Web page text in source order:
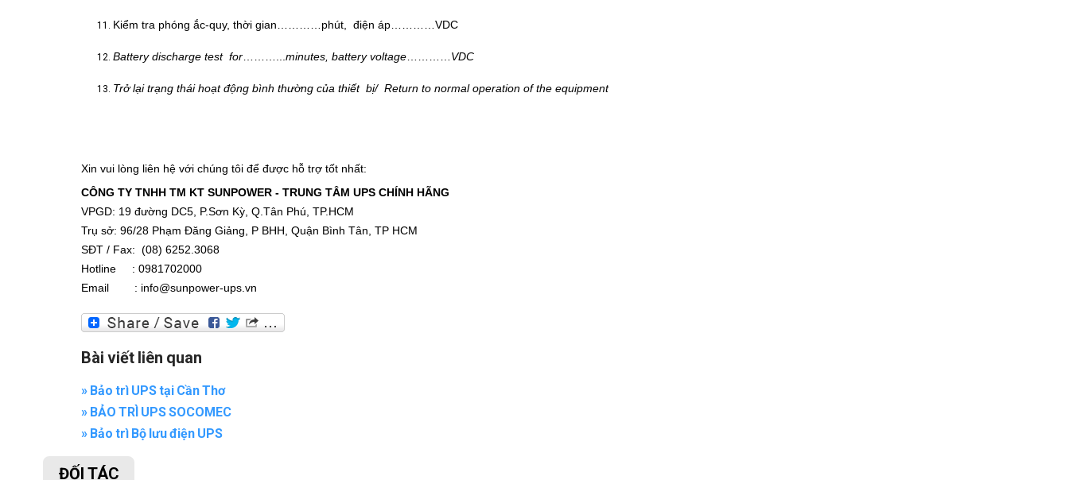
Kiểm tra phóng ắc-quy, thời gian…………phút, điện áp…………VDC​​
Battery discharge test for minutes , battery voltage VDC​
Trở lại trạng thái hoạt động bình thường của thiết bị/ Return to normal operation of the equipment
Xin vui lòng liên hệ với chúng tôi để được hỗ trợ tốt nhất:
CÔNG TY TNHH TM KT SUNPOWER - TRUNG TÂM UPS CHÍNH HÃNG
VPGD: 19 đường DC5, P.Sơn Kỳ, Q.Tân Phú, TP.HCM
Trụ sở: 96/28 Phạm Đăng Giảng, P BHH, Quận Bình Tân, TP HCM
SĐT / Fax: (08) 6252.3068
Hotline : 0981702000
Email : info@sunpower-ups.vn
Bài viết liên quan
» Bảo trì UPS tại Cần Thơ
» BẢO TRÌ UPS SOCOMEC
» Bảo trì Bộ lưu điện UPS
ĐỐI TÁC